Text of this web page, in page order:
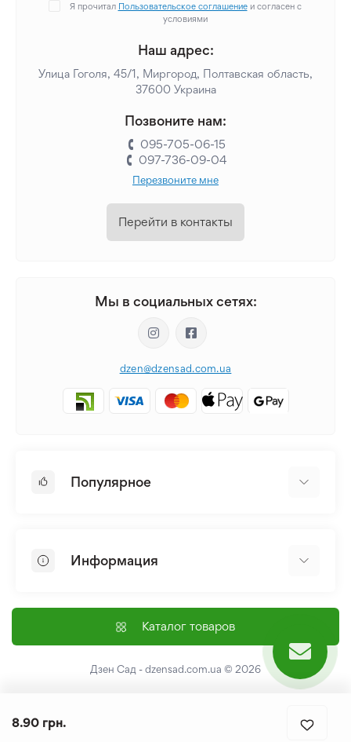
8.90 грн.
Я прочитал Пользовательское соглашениеи согласен с
условиями
Наш адрес:
Улица Гоголя, 45/1, Миргород, Полтавская область,
37600 Украина
Позвоните нам:
095-705-06-15
097-736-09-04
Перезвоните мне
Перейти в контакты
Мы в социальных сетях:
dzen@dzensad.com.ua
Популярное
Лилия
Семена
Информация
Доставка и оплата
Контакты
Политика конфеденциальности
Каталог товаров
Дзен Сад - dzensad.com.ua © 2026